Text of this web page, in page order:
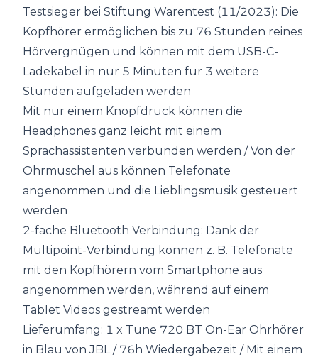
Testsieger bei Stiftung Warentest (11/2023): Die
Kopfhörer ermöglichen bis zu 76 Stunden reines
Hörvergnügen und können mit dem USB-C-
Ladekabel in nur 5 Minuten für 3 weitere
Stunden aufgeladen werden
Mit nur einem Knopfdruck können die
Headphones ganz leicht mit einem
Sprachassistenten verbunden werden / Von der
Ohrmuschel aus können Telefonate
angenommen und die Lieblingsmusik gesteuert
werden
2-fache Bluetooth Verbindung: Dank der
Multipoint-Verbindung können z. B. Telefonate
mit den Kopfhörern vom Smartphone aus
angenommen werden, während auf einem
Tablet Videos gestreamt werden
Lieferumfang: 1 x Tune 720 BT On-Ear Ohrhörer
in Blau von JBL / 76h Wiedergabezeit / Mit einem